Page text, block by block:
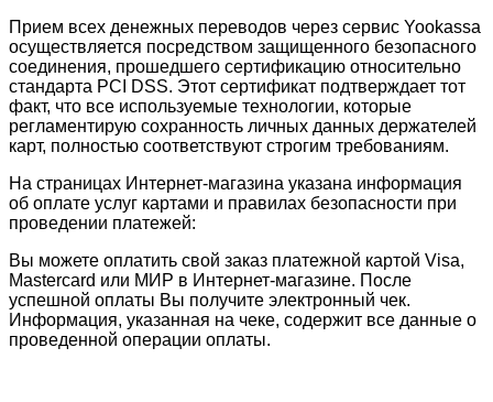
Прием всех денежных переводов через сервис Yookassa
осуществляется посредством защищенного безопасного
соединения, прошедшего сертификацию относительно
стандарта PCI DSS. Этот сертификат подтверждает тот
факт, что все используемые технологии, которые
регламентирую сохранность личных данных держателей
карт, полностью соответствуют строгим требованиям.
На страницах Интернет-магазина указана информация
об оплате услуг картами и правилах безопасности при
проведении платежей:
Вы можете оплатить свой заказ платежной картой Visa,
Mastercard или МИР в Интернет-магазине. После
успешной оплаты Вы получите электронный чек.
Информация, указанная на чеке, содержит все данные о
проведенной операции оплаты.